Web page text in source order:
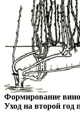
Формирование
Уход на второй год